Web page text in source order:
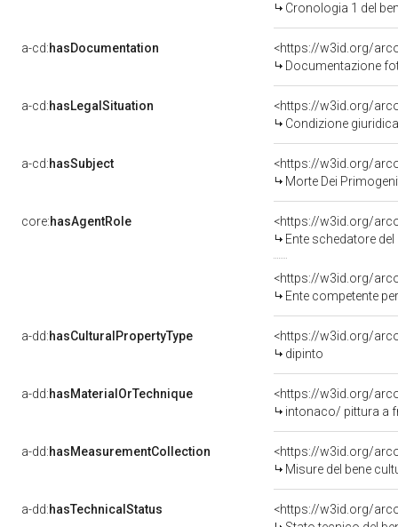
Cronologia 1 del
a-cd:hasDocumentation
Documentazione
a-cd:hasLegalSituation
Condizione
a-cd:hasSubject
<https://w3id.org/
Morte Dei
core:hasAgentRole
<https://w3id.org/
Ente schedatore
<https://w3id.org/
Ente competente per tutela del
a-dd:hasCulturalPropertyType
<https://w3id.org/
dipinto
a-dd:hasMaterialOrTechnique
<https://w3id.org/
intonaco/ pittura a
a-dd:hasMeasurementCollection
<https://w3id.org/
Misure del bene
a-dd:hasTechnicalStatus
<https://w3id.org/